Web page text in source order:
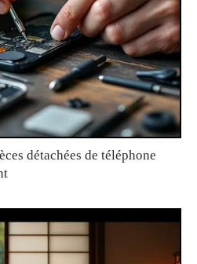
détachées de téléphone